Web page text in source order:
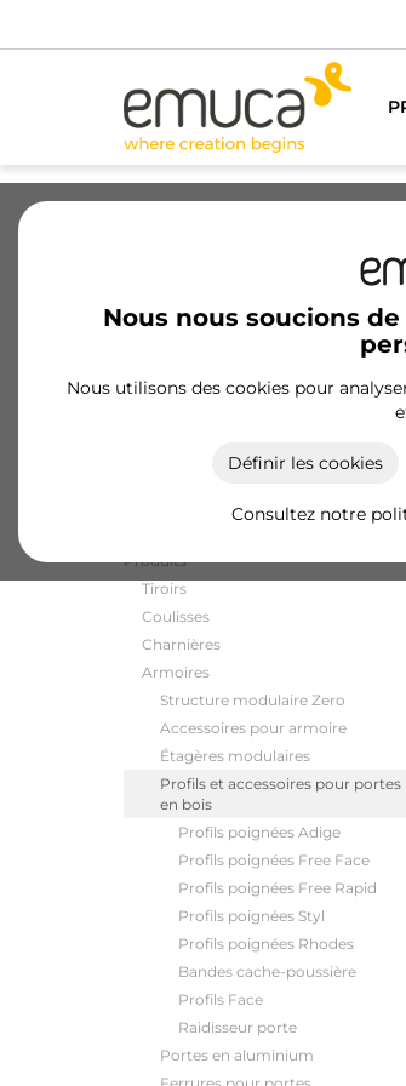
Nous nous soucions
Nous utilisons des cookies pour
Définir les cookies
Consultez notre
Profils et accessoires
en bois
Profils et accessoires pour
design et fonctionnalité
garantissant durabilité, confort
Produits
Tiroirs
Coulisses
Charnières
Armoires
Structure modulaire Zero
Accessoires pour armoire
Étagères modulaires
Profils et accessoires pour portes
en bois
Profils poignées Adige
Profils poignées Free Face
Profils poignées Free Rapid
Profils poignées Styl
Profils poignées Rhodes
Bandes cache-poussière
Profils Face
Raidisseur porte
Portes en aluminium